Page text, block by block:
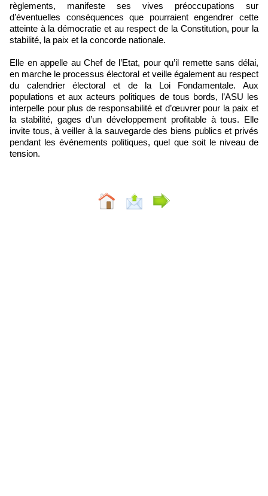
règlements, manifeste ses vives préoccupations sur
d’éventuelles conséquences que pourraient engendrer cette
atteinte à la démocratie et au respect de la Constitution, pour la
stabilité, la paix et la concorde nationale.
Elle en appelle au Chef de l’Etat, pour qu’il remette sans délai,
en marche le processus électoral et veille également au respect
du calendrier électoral et de la Loi Fondamentale. Aux
populations et aux acteurs politiques de tous bords, l’ASU les
interpelle pour plus de responsabilité et d’œuvrer pour la paix et
la stabilité, gages d’un développement profitable à tous. Elle
invite tous, à veiller à la sauvegarde des biens publics et privés
pendant les événements politiques, quel que soit le niveau de
tension.